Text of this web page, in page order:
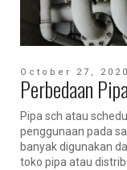
October 27, 2020
Perbedaan
Pipa sch atau
penggunaan pada
banyak digunakan
toko pipa atau